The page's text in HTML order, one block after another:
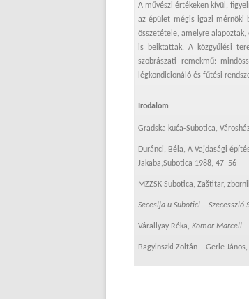
A művészi értékeken kívül,
az épület mégis igazi mérnöki
összetétele, amelyre alapoztak,
is beiktattak. A közgyűlési
szobrászati remekmű:
légkondicionáló és fűtési
Irodalom
Gradska kuća-Subotica,
Duránci, Béla, A Vajdasági
Jakaba,Subotica 1988, 47–56
MZZSK Subotica, Zaštitar,
Secesija u Subotici – Szecesszió
Várallyay Réka, Komor Marcell –
Bagyinszki Zoltán – Gerle